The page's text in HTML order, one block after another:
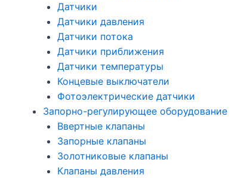
Датчики
Датчики давления
Датчики потока
Датчики приближения
Датчики температуры
Концевые выключатели
Фотоэлектрические датчики
Запорно-регулирующее оборудование
Ввертные клапаны
Запорные клапаны
Золотниковые клапаны
Клапаны давления